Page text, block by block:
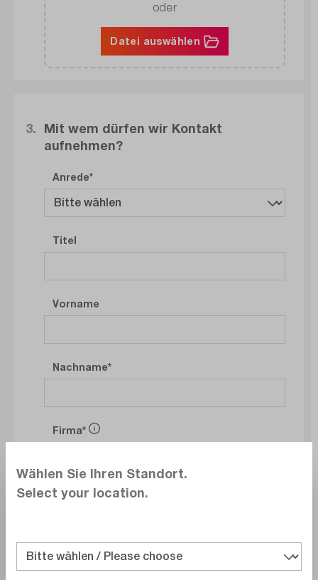
oder
Datei auswählen
Mit wem dürfen wir Kontakt
aufnehmen?
3.
Anrede
Titel
Vorname
Nachname
Firma
Abteilung
Wählen Sie Ihren Standort.
Select your location.